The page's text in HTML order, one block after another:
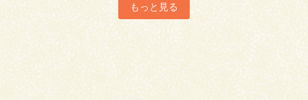
もっと見る